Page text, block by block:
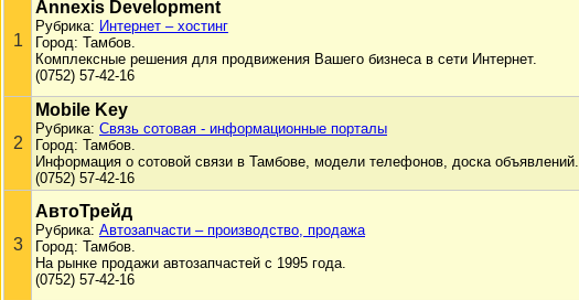
1
Annexis Development
Рубрика: Интернет – хостинг
Город: Тамбов.
Комплексные решения для продвижения Вашего бизнеса в сети Интернет.
(0752) 57-42-16
2
Mobile Key
Рубрика: Связь сотовая - информационные порталы
Город: Тамбов.
Информация о сотовой связи в Тамбове, модели телефонов, доска объявлений.
(0752) 57-42-16
3
АвтоТрейд
Рубрика: Автозапчасти – производство, продажа
Город: Тамбов.
На рынке продажи автозапчастей с 1995 года.
(0752) 57-42-16